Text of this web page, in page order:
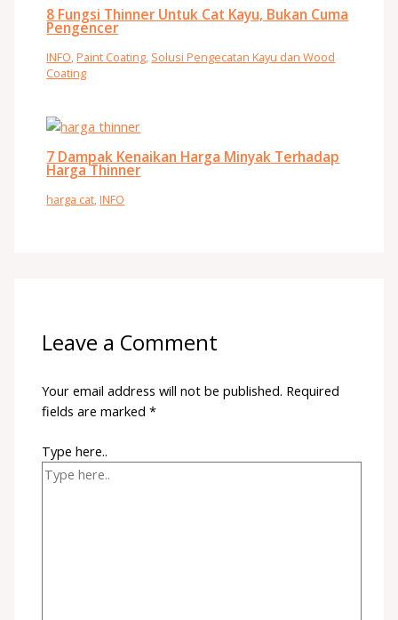
8 Fungsi Thinner Untuk Cat Kayu, Bukan Cuma
Pengencer
INFO,Paint Coating, Solusi Pengecatan Kayu dan Wood
Coating
7 Dampak Kenaikan Harga Minyak Terhadap
Harga Thinner
harga cat ,INFO
Leave a Comment
Your email address will not be published. Required
fields are marked*
Type here..